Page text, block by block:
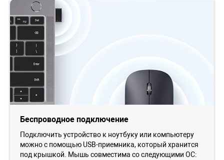
Беспроводное подключение
Подключить устройство к ноутбуку или компьютеру
можно с помощью USB-приемника, который хранится
под крышкой. Мышь совместима со следующими ОС: